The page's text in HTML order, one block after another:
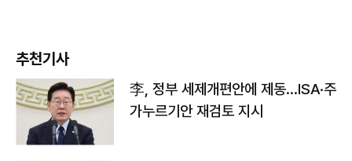
추천기사
李, 정부 세제개편안에 제동…ISA·주
가누르기안 재검토 지시